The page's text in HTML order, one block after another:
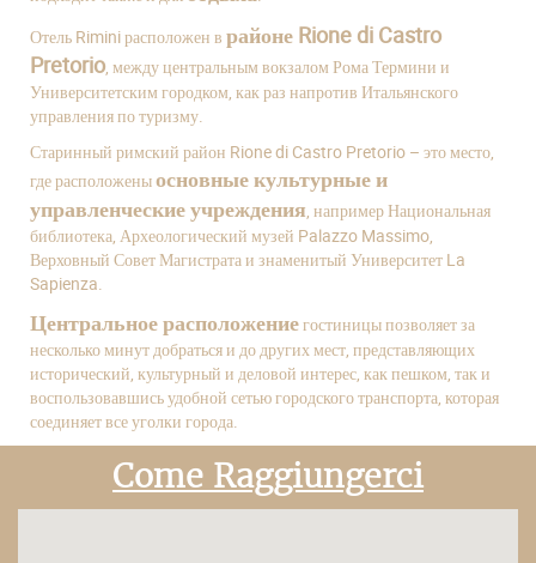
Отель Rimini расположен в районе Rione di Castro
Pretorio , между центральным вокзалом Рома Термини и
Университетским городком, как раз напротив Итальянского
управления по туризму.
Старинный римский район Rione di Castro Pretorio – это место,
где расположеныосновные культурные и
управленческие учреждения , например Национальная
библиотека, Археологический музей Palazzo Massimo,
Верховный Совет Магистрата и знаменитый Университет La
Sapienza.
Центральное расположениегостиницы позволяет за
несколько минут добраться и до других мест, представляющих
исторический, культурный и деловой интерес, как пешком, так и
воспользовавшись удобной сетью городского транспорта, которая
соединяет все уголки города.
Come Raggiungerci